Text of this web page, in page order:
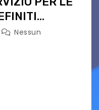
ORARIO
Nessun